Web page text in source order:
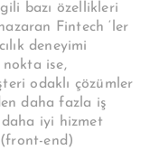
bazı özellikleri
Fintech ‘ler
deneyimi
nokta ise,
odaklı çözümler
daha fazla iş
iyi hizmet
end)